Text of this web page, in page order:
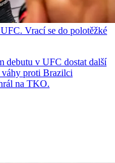
Vrací se do polotěžké
debutu v UFC dostat další
váhy proti Brazilci
na TKO.